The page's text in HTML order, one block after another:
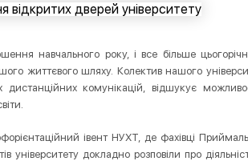
навчального року, і все більше
життєвого шляху. Колектив нашого
дистанційних комунікацій, відшукує
івент НУХТ, де фахівці
університету докладно розповіли про